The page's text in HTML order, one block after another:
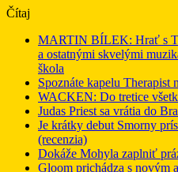
Čítaj
MARTIN BÍLEK: Hrať s
a ostatnými skvelými
škola
Spoznáte kapelu Therapist
WACKEN: Do tretice
Judas Priest sa vrátia do
Je krátky debut Smorny
(recenzia)
Dokáže Mohyla zaplniť
Gloom prichádza s novým